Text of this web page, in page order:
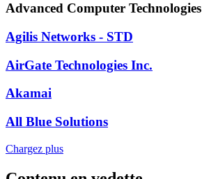
Advanced Computer Technologies
Agilis Networks - STD
AirGate Technologies Inc.
Akamai
All Blue Solutions
Chargez plus